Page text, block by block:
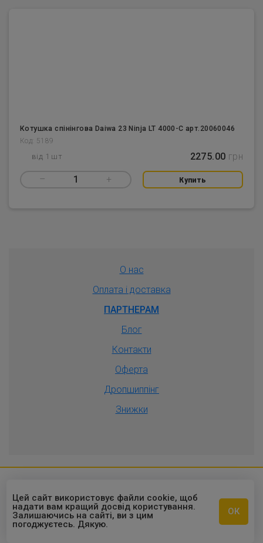
Котушка спінінгова Daiwa 23 Ninja LT 4000-C арт.20060046
Код: 5189
від 1 шт 2275.00 грн
– 1 + Купить
О нас
Оплата і доставка
ПАРТНЕРАМ
Блог
Контакти
Оферта
Дропшиппiнг
Знижки
2010-2026 © Оптовый интернет-
магазин "ОПТУКР"
Цей сайт використовує файли cookie, щоб
надати вам кращий досвід користування.
Залишаючись на сайті, ви з цим
погоджуєтесь. Дякую.
ОК